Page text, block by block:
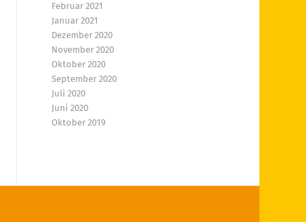
Februar 2021
Januar 2021
Dezember 2020
November 2020
Oktober 2020
September 2020
Juli 2020
Juni 2020
Oktober 2019